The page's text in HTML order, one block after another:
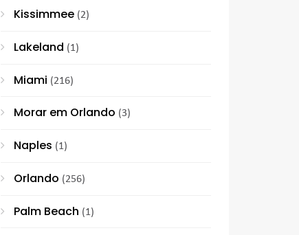
Kissimmee (2)
Lakeland (1)
Miami (216)
Morar em Orlando (3)
Naples (1)
Orlando (256)
Palm Beach (1)